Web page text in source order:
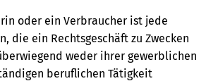
oder ein Verbraucher ist jede
die ein Rechtsgeschäft zu Zwecken
weder ihrer gewerblichen
beruflichen Tätigkeit